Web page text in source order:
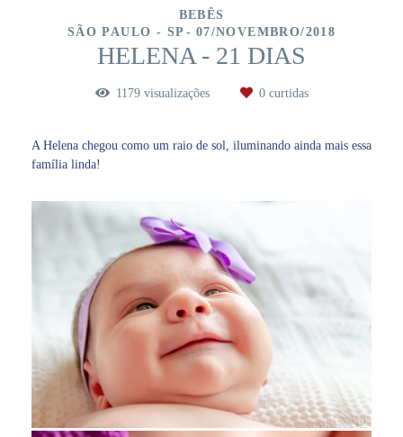
BEBÊS
SÃO PAULO - SP
07/NOVEMBRO/2018
HELENA - 21 DIAS
1179visualizações 0curtidas
A Helena chegou como um raio de sol, iluminando ainda mais essa
família linda!